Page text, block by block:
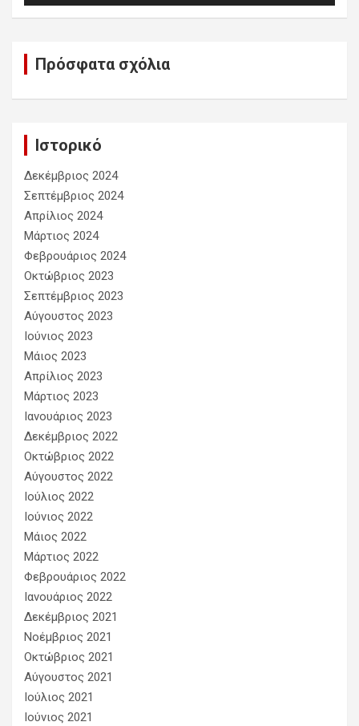
Πρόσφατα σχόλια
Ιστορικό
Δεκέμβριος 2024
Σεπτέμβριος 2024
Απρίλιος 2024
Μάρτιος 2024
Φεβρουάριος 2024
Οκτώβριος 2023
Σεπτέμβριος 2023
Αύγουστος 2023
Ιούνιος 2023
Μάιος 2023
Απρίλιος 2023
Μάρτιος 2023
Ιανουάριος 2023
Δεκέμβριος 2022
Οκτώβριος 2022
Αύγουστος 2022
Ιούλιος 2022
Ιούνιος 2022
Μάιος 2022
Μάρτιος 2022
Φεβρουάριος 2022
Ιανουάριος 2022
Δεκέμβριος 2021
Νοέμβριος 2021
Οκτώβριος 2021
Αύγουστος 2021
Ιούλιος 2021
Ιούνιος 2021